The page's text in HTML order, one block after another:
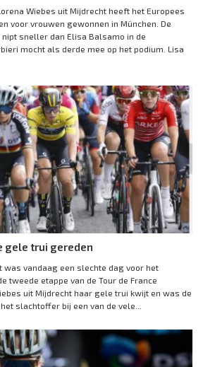
Wiebes uit Mijdrecht heeft het Europees
voor vrouwen gewonnen in München. De
sneller dan Elisa Balsamo in de
mocht als derde mee op het podium. Lisa
gele trui gereden
was vandaag een slechte dag voor het
tweede etappe van de Tour de France
uit Mijdrecht haar gele trui kwijt en was de
slachtoffer bij een van de vele...